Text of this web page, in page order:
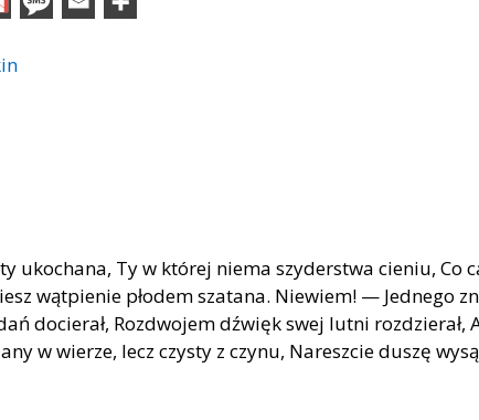
ukochana, Ty w której niema szyderstwa cieniu, Co
wątpienie płodem szatana. Niewiem! — Jednego
docierał, Rozdwojem dźwięk swej lutni rozdzierał,
w wierze, lecz czysty z czynu, Nareszcie duszę